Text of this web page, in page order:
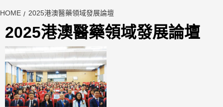
HOME 2025港澳醫藥領域發展論壇
2025港澳醫藥領域發展論壇